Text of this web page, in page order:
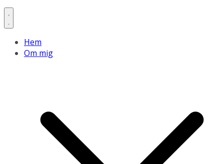
Hem
Om mig